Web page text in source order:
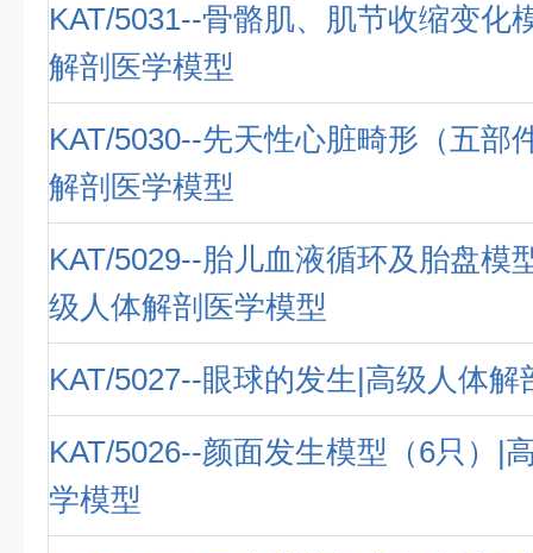
KAT/5031--骨骼肌、肌节收缩变化
解剖医学模型
KAT/5030--先天性心脏畸形（五部
解剖医学模型
KAT/5029--胎儿血液循环及胎盘模
级人体解剖医学模型
KAT/5027--眼球的发生|高级人体解
KAT/5026--颜面发生模型（6只）|
学模型